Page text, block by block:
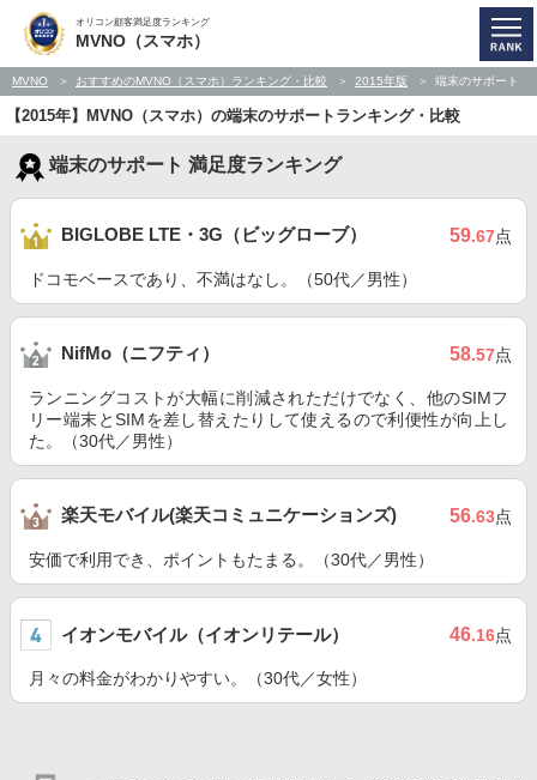
オリコン顧客満足度ランキング
MVNO（スマホ）
MVNO おすすめのMVNO（スマホ）ランキング・比較 2015年版 端末のサポート
【2015年】MVNO（スマホ）の端末のサポートランキング・比較
端末のサポート 満足度ランキング
BIGLOBE LTE・3G（ビッグローブ） 59.67点
ドコモベースであり、不満はなし。（50代／男性）
NifMo（ニフティ） 58.57点
ランニングコストが大幅に削減されただけでなく、他のSIMフ
リー端末とSIMを差し替えたりして使えるので利便性が向上し
た。（30代／男性）
楽天モバイル(楽天コミュニケーションズ) 56.63点
安価で利用でき、ポイントもたまる。（30代／男性）
イオンモバイル（イオンリテール） 46.16点
月々の料金がわかりやすい。（30代／女性）